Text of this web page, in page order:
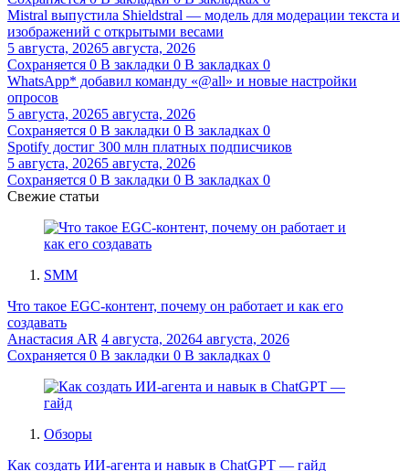
Mistral выпустила Shieldstral — модель для модерации текста и
изображений с открытыми весами
5 августа, 20265 августа, 2026
Сохраняется 0 В закладки 0 В закладках 0
WhatsApp* добавил команду «@all» и новые настройки
опросов
5 августа, 20265 августа, 2026
Сохраняется 0 В закладки 0 В закладках 0
Spotify достиг 300 млн платных подписчиков
5 августа, 20265 августа, 2026
Сохраняется 0 В закладки 0 В закладках 0
Свежие статьи
SMM
Что такое EGC-контент, почему он работает и как его
создавать
Анастасия AR 4 августа, 20264 августа, 2026
Сохраняется 0 В закладки 0 В закладках 0
Обзоры
Как создать ИИ-агента и навык в ChatGPT — гайд